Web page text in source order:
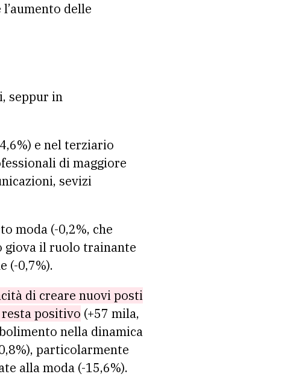
delle
seppur in
e nel terziario
di maggiore
sevizi
moda (-0,2%, che
giova il ruolo trainante
(-0,7%).
di creare nuovi posti
positivo (+57 mila,
nella dinamica
particolarmente
alla moda (-15,6%).